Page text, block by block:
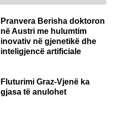
Pranvera Berisha doktoron
në Austri me hulumtim
inovativ në gjenetikë dhe
inteligjencë artificiale
Fluturimi Graz-Vjenë ka
gjasa të anulohet